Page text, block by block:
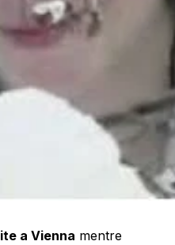
a Vienna mentre